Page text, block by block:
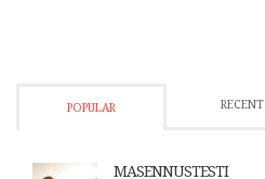
POPULAR RECENT
MASENNUSTESTI